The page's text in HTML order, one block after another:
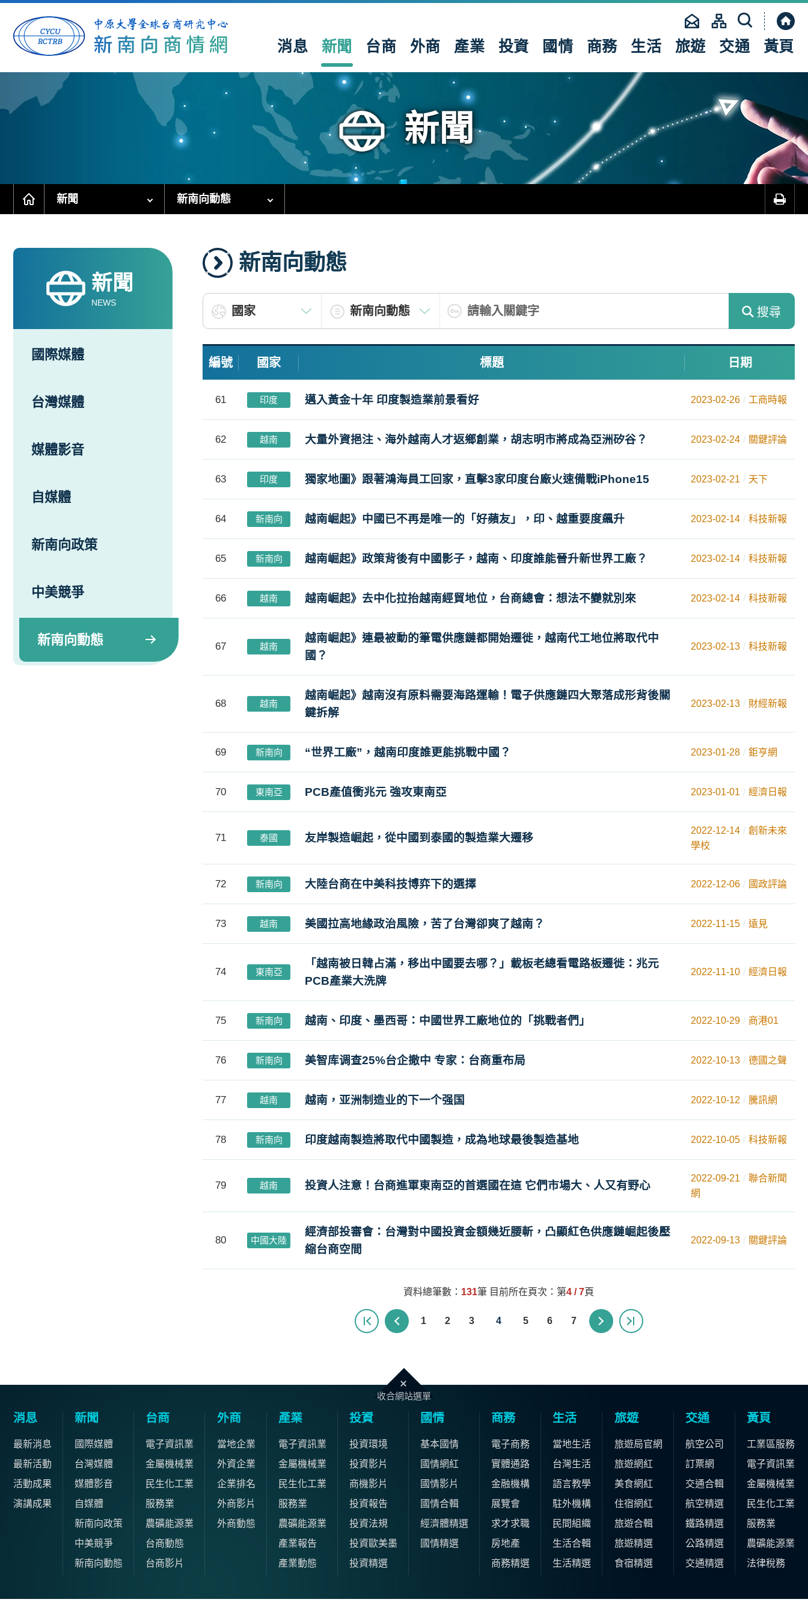
跳
消息 新聞 台商 外商 產業 投資 國情 商務 生活 旅遊 交通 黃頁
新聞
新聞 新南向動態
新聞
NEWS
國際媒體
台灣媒體
媒體影音
自媒體
新南向政策
中美競爭
新南向動態
新南向動態
搜尋
編號 國家 標題 日期
61 印度 邁入黃金十年 印度製造業前景看好 2023-02-26 工商時報
62 越南 大量外資挹注、海外越南人才返鄉創業，胡志明市將成為亞洲矽谷？ 2023-02-24 關鍵評論
63 印度 獨家地圖》跟著鴻海員工回家，直擊3家印度台廠火速備戰iPhone15 2023-02-21 天下
64 新南向 越南崛起》中國已不再是唯一的「好蘋友」，印、越重要度飆升 2023-02-14 科技新報
65 新南向 越南崛起》政策背後有中國影子，越南、印度誰能晉升新世界工廠？ 2023-02-14 科技新報
66 越南 越南崛起》去中化拉抬越南經貿地位，台商總會：想法不變就別來 2023-02-14 科技新報
67 越南
越南崛起》連最被動的筆電供應鏈都開始遷徙，越南代工地位將取代中
國？
2023-02-13 科技新報
68 越南
越南崛起》越南沒有原料需要海路運輸！電子供應鏈四大聚落成形背後關
鍵拆解
2023-02-13 財經新報
69 新南向 “世界工廠”，越南印度誰更能挑戰中國？ 2023-01-28 鉅亨網
70 東南亞 PCB產值衝兆元 強攻東南亞 2023-01-01 經濟日報
71 泰國 友岸製造崛起，從中國到泰國的製造業大遷移
2022-12-14
創新未來
學校
72 新南向 大陸台商在中美科技博弈下的選擇 2022-12-06 國政評論
73 越南 美國拉高地緣政治風險，苦了台灣卻爽了越南？ 2022-11-15 遠見
74 東南亞
「越南被日韓占滿，移出中國要去哪？」載板老總看電路板遷徙：兆元
PCB產業大洗牌
2022-11-10 經濟日報
75 新南向 越南、印度、墨西哥：中國世界工廠地位的「挑戰者們」 2022-10-29 商港01
76 新南向 美智库调查25%台企撤中 专家：台商重布局 2022-10-13 德國之聲
77 越南 越南，亚洲制造业的下一个强国 2022-10-12 騰訊網
78 新南向 印度越南製造將取代中國製造，成為地球最後製造基地 2022-10-05 科技新報
79 越南 投資人注意！台商進軍東南亞的首選國在這 它們市場大、人又有野心
2022-09-21
聯合新聞
網
80 中國大陸
經濟部投審會：台灣對中國投資金額幾近腰斬，凸顯紅色供應鏈崛起後壓
縮台商空間
2022-09-13 關鍵評論
資料總筆數： 131筆 目前所在頁次：第4 / 7頁
1 2 3 4 5 6 7
收合網站選單
消息
最新消息
最新活動
活動成果
演講成果
新聞
國際媒體
台灣媒體
媒體影音
自媒體
新南向政策
中美競爭
新南向動態
台商
電子資訊業
金屬機械業
民生化工業
服務業
農礦能源業
台商動態
台商影片
外商
當地企業
外資企業
企業排名
外商影片
外商動態
產業
電子資訊業
金屬機械業
民生化工業
服務業
農礦能源業
產業報告
產業動態
投資
投資環境
投資影片
商機影片
投資報告
投資法規
投資歐美墨
投資精選
國情
基本國情
國情網紅
國情影片
國情合輯
經濟體精選
國情精選
商務
電子商務
實體通路
金融機構
展覽會
求才求職
房地產
商務精選
生活
當地生活
台灣生活
語言教學
駐外機構
民間組織
生活合輯
生活精選
旅遊
旅遊局官網
旅遊網紅
美食網紅
住宿網紅
旅遊合輯
旅遊精選
食宿精選
交通
航空公司
訂票網
交通合輯
航空精選
鐵路精選
公路精選
交通精選
黃頁
工業區服務
電子資訊業
金屬機械業
民生化工業
服務業
農礦能源業
法律稅務